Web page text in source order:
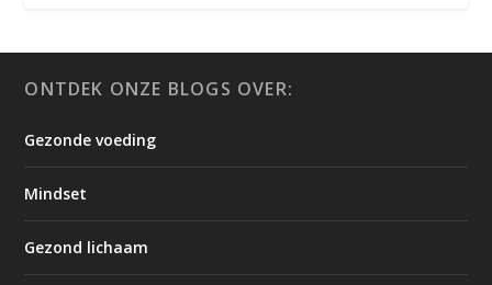
ONTDEK ONZE BLOGS OVER:
Gezonde voeding
Mindset
Gezond lichaam